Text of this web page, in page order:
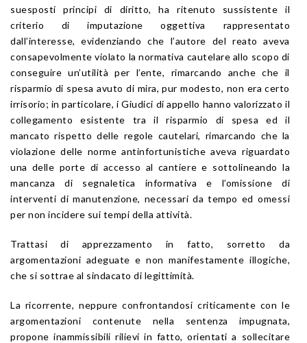
suesposti principi di diritto, ha ritenuto sussistente il
criterio di imputazione oggettiva rappresentato
dall’interesse, evidenziando che l’autore del reato aveva
consapevolmente violato la normativa cautelare allo scopo di
conseguire un’utilità per l’ente, rimarcando anche che il
risparmio di spesa avuto di mira, pur modesto, non era certo
irrisorio; in particolare, i Giudici di appello hanno valorizzato il
collegamento esistente tra il risparmio di spesa ed il
mancato rispetto delle regole cautelari, rimarcando che la
violazione delle norme antinfortunistiche aveva riguardato
una delle porte di accesso al cantiere e sottolineando la
mancanza di segnaletica informativa e l’omissione di
interventi di manutenzione, necessari da tempo ed omessi
per non incidere sui tempi della attività.
Trattasi di apprezzamento in fatto, sorretto da
argomentazioni adeguate e non manifestamente illogiche,
che si sottrae al sindacato di legittimità.
La ricorrente, neppure confrontandosi criticamente con le
argomentazioni contenute nella sentenza impugnata,
propone inammissibili rilievi in fatto, orientati a sollecitare